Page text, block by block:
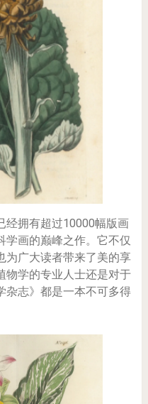
经拥有超过10000幅版画
学画的巅峰之作。它不仅
为广大读者带来了美的享
物学的专业人士还是对于
杂志》都是一本不可多得